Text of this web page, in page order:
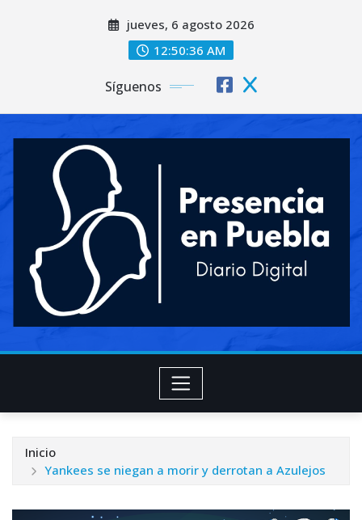
jueves, 6 agosto 2026
12:50:37 AM
Síguenos
Inicio
Yankees se niegan a morir y derrotan a Azulejos